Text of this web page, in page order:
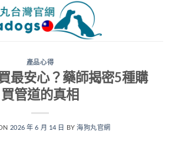
產品心得
最安心？藥師揭密5種購
買管道的真相
2026 年 6 月 14 日 BY海狗丸官網